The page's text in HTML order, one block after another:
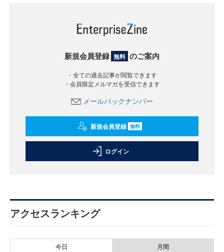
新規会員登録 無料 のご案内
・全ての過去記事が閲覧できます
・会員限定メルマガを受信できます
メールバックナンバー
新規会員登録 無料
ログイン
アクセスランキング
今日 月間